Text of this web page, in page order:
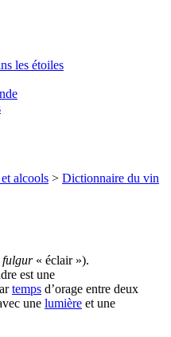
les étoiles
alcools > Dictionnaire du vin
fulgur« éclair »).
est une
temps d’orage entre deux
une lumière et une